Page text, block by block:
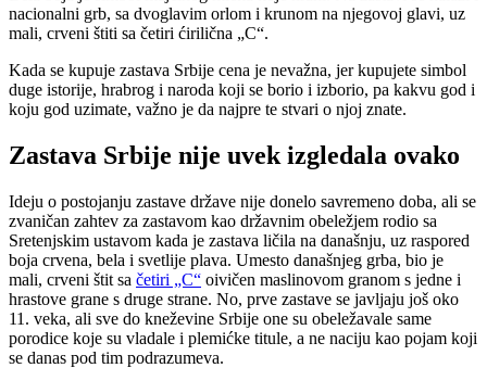
nacionalni grb, sa dvoglavim orlom i krunom na njegovoj glavi, uz
mali, crveni štiti sa četiri ćirilična „C“.
Kada se kupuje zastava Srbije cena je nevažna, jer kupujete simbol
duge istorije, hrabrog i naroda koji se borio i izborio, pa kakvu god i
koju god uzimate, važno je da najpre te stvari o njoj znate.
Zastava Srbije nije uvek izgledala ovako
Ideju o postojanju zastave države nije donelo savremeno doba, ali se
zvaničan zahtev za zastavom kao državnim obeležjem rodio sa
Sretenjskim ustavom kada je zastava ličila na današnju, uz raspored
boja crvena, bela i svetlije plava. Umesto današnjeg grba, bio je
mali, crveni štit sa četiri „C“ oivičen maslinovom granom s jedne i
hrastove grane s druge strane. No, prve zastave se javljaju još oko
11. veka, ali sve do kneževine Srbije one su obeležavale same
porodice koje su vladale i plemićke titule, a ne naciju kao pojam koji
se danas pod tim podrazumeva.